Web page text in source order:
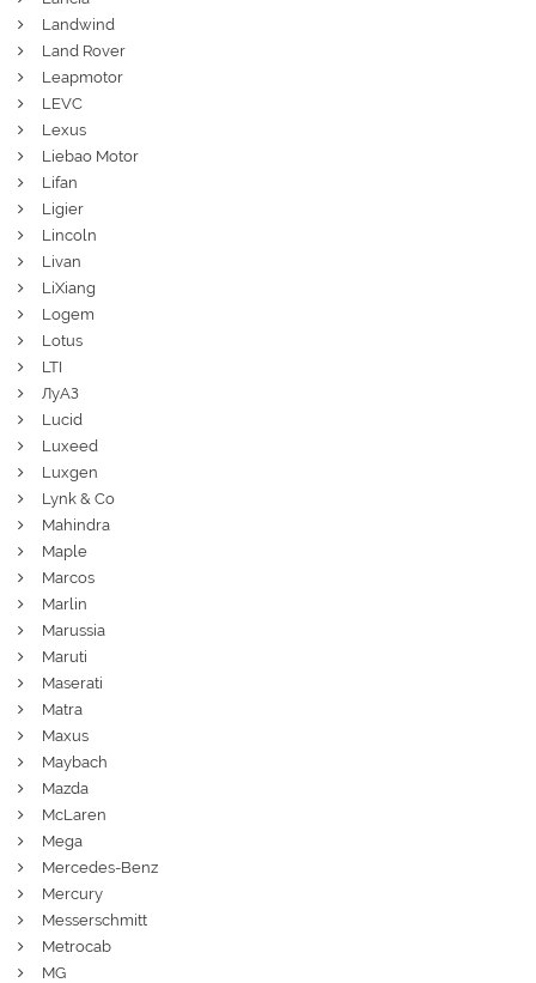
Landwind
Land Rover
Leapmotor
LEVC
Lexus
Liebao Motor
Lifan
Ligier
Lincoln
Livan
LiXiang
Logem
Lotus
LTI
ЛуАЗ
Lucid
Luxeed
Luxgen
Lynk & Co
Mahindra
Maple
Marcos
Marlin
Marussia
Maruti
Maserati
Matra
Maxus
Maybach
Mazda
McLaren
Mega
Mercedes-Benz
Mercury
Messerschmitt
Metrocab
MG